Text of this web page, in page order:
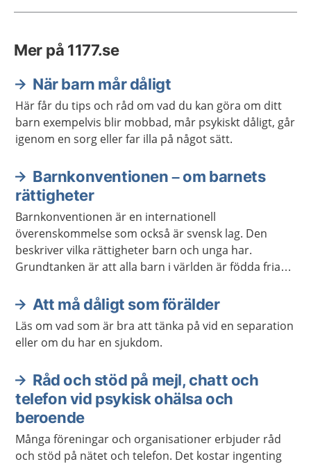
Mer på 1177.se
När barn mår dåligt
Här får du tips och råd om vad du kan göra om ditt
barn exempelvis blir mobbad, mår psykiskt dåligt, går
igenom en sorg eller far illa på något sätt.
Barnkonventionen – om barnets
rättigheter
Barnkonventionen är en internationell
överenskommelse som också är svensk lag. Den
beskriver vilka rättigheter barn och unga har.
Grundtanken är att alla barn i världen är födda fria
barn och unga fram till den dag man fyller 18 år.
Att må dåligt som förälder
Läs om vad som är bra att tänka på vid en separation
eller om du har en sjukdom.
Råd och stöd på mejl, chatt och
telefon vid psykisk ohälsa och
beroende
Många föreningar och organisationer erbjuder råd
och stöd på nätet och telefon. Det kostar ingenting